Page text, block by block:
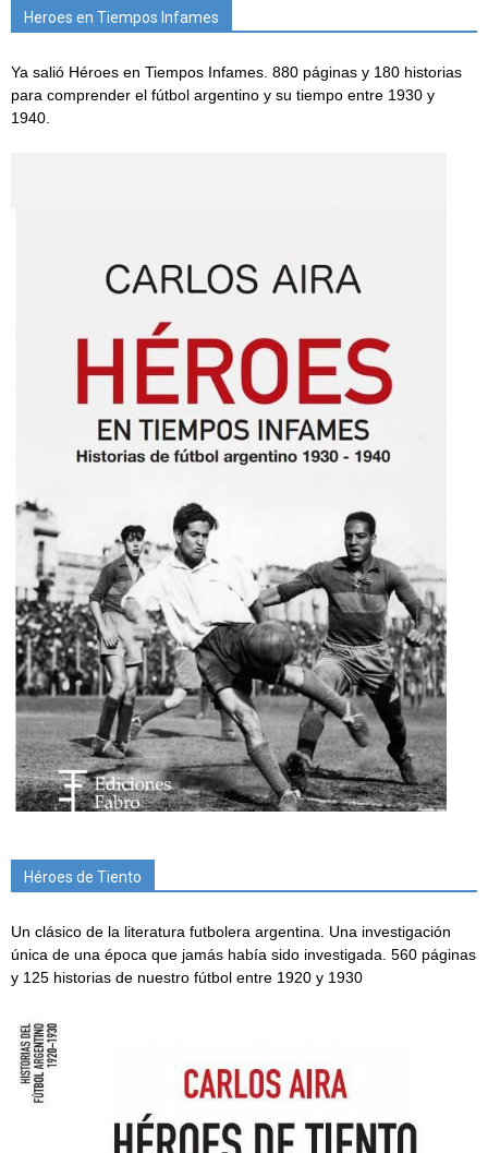
Heroes en Tiempos Infames
Ya salió Héroes en Tiempos Infames. 880 páginas y 180 historias
para comprender el fútbol argentino y su tiempo entre 1930 y
1940.
Héroes de Tiento
Un clásico de la literatura futbolera argentina. Una investigación
única de una época que jamás había sido investigada. 560 páginas
y 125 historias de nuestro fútbol entre 1920 y 1930